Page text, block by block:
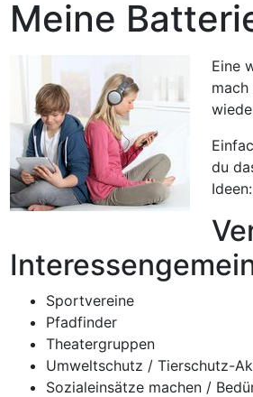
Meine
Eine
du
Ideen:
Sportvereine
Pfadfinder
Theatergruppen
Umweltschutz / Tierschutz-
Sozialeinsätze machen /